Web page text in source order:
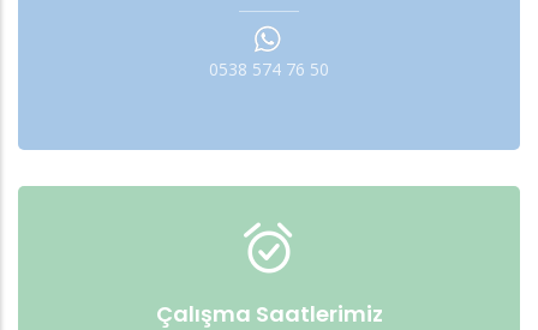
0538 574 76 50
Çalışma Saatlerimiz